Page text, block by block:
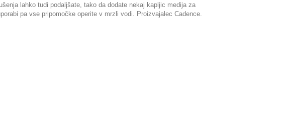
lahko tudi podaljšate, tako da dodate nekaj kapljic medija za
pa vse pripomočke operite v mrzli vodi. Proizvajalec Cadence.